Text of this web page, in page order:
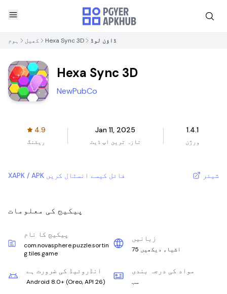
ہوم کھیل Hexa Sync 3D ڈاؤن لوڈ
Hexa Sync 3D
NewPubCo
4.9
ریٹنگ
Jan 11, 2025
تازہ ترین اپ ڈیٹ
1.4.1
ورژن
XAPK / APK فائل کیسے انسٹال کریں شیئر
پیکیج کی معلومات
پیکیج کا نام
com.novasphere.puzzle.sortin
g.tiles.game
زبانیں
75 اشیاء دیکھیں
انڈروئیڈ کی ضرورت ہے
Android 8.0+ (Oreo, API 26)
مواد کی درجہ بندی
سب